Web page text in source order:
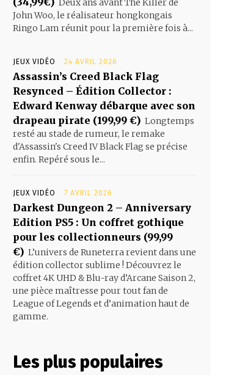
Deux ans avant The Killer de
John Woo, le réalisateur hongkongais
Ringo Lam réunit pour la première fois à...
JEUX VIDÉO 24 AVRIL 2026
Assassin’s Creed Black Flag
Resynced – Édition Collector :
Edward Kenway débarque avec son
drapeau pirate (199,99 €) Longtemps
resté au stade de rumeur, le remake
d'Assassin's Creed IV Black Flag se précise
enfin. Repéré sous le...
JEUX VIDÉO 7 AVRIL 2026
Darkest Dungeon 2 – Anniversary
Edition PS5 : Un coffret gothique
pour les collectionneurs (99,99
€) L’univers de Runeterra revient dans une
édition collector sublime ! Découvrez le
coffret 4K UHD & Blu-ray d’Arcane Saison 2,
une pièce maîtresse pour tout fan de
League of Legends et d’animation haut de
gamme.
Les plus populaires